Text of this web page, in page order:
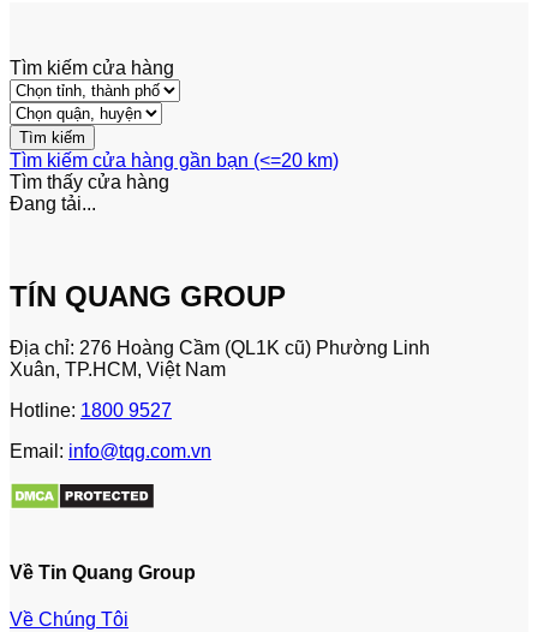
Tìm kiếm cửa hàng
Tìm kiếm cửa hàng gần bạn (<=20 km)
Tìm thấy cửa hàng
Đang tải...
TÍN QUANG GROUP
Địa chỉ: 276 Hoàng Cầm (QL1K cũ) Phường Linh
Xuân, TP.HCM, Việt Nam
Hotline: 1800 9527
Email: info@tqg.com.vn
Về Tin Quang Group
Về Chúng Tôi